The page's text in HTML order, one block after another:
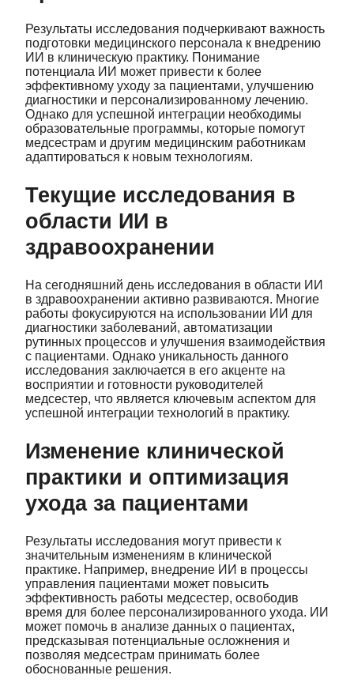
Результаты исследования подчеркивают важность
подготовки медицинского персонала к внедрению
ИИ в клиническую практику. Понимание
потенциала ИИ может привести к более
эффективному уходу за пациентами, улучшению
диагностики и персонализированному лечению.
Однако для успешной интеграции необходимы
образовательные программы, которые помогут
медсестрам и другим медицинским работникам
адаптироваться к новым технологиям.
Текущие исследования в
области ИИ в
здравоохранении
На сегодняшний день исследования в области ИИ
в здравоохранении активно развиваются. Многие
работы фокусируются на использовании ИИ для
диагностики заболеваний, автоматизации
рутинных процессов и улучшения взаимодействия
с пациентами. Однако уникальность данного
исследования заключается в его акценте на
восприятии и готовности руководителей
медсестер, что является ключевым аспектом для
успешной интеграции технологий в практику.
Изменение клинической
практики и оптимизация
ухода за пациентами
Результаты исследования могут привести к
значительным изменениям в клинической
практике. Например, внедрение ИИ в процессы
управления пациентами может повысить
эффективность работы медсестер, освободив
время для более персонализированного ухода. ИИ
может помочь в анализе данных о пациентах,
предсказывая потенциальные осложнения и
позволяя медсестрам принимать более
обоснованные решения.